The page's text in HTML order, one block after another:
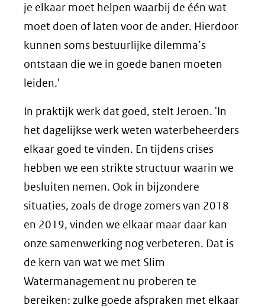
je elkaar moet helpen waarbij de één wat
moet doen of laten voor de ander. Hierdoor
kunnen soms bestuurlijke dilemma’s
ontstaan die we in goede banen moeten
leiden.'
In praktijk werk dat goed, stelt Jeroen. 'In
het dagelijkse werk weten waterbeheerders
elkaar goed te vinden. En tijdens crises
hebben we een strikte structuur waarin we
besluiten nemen. Ook in bijzondere
situaties, zoals de droge zomers van 2018
en 2019, vinden we elkaar maar daar kan
onze samenwerking nog verbeteren. Dat is
de kern van wat we met Slim
Watermanagement nu proberen te
bereiken: zulke goede afspraken met elkaar